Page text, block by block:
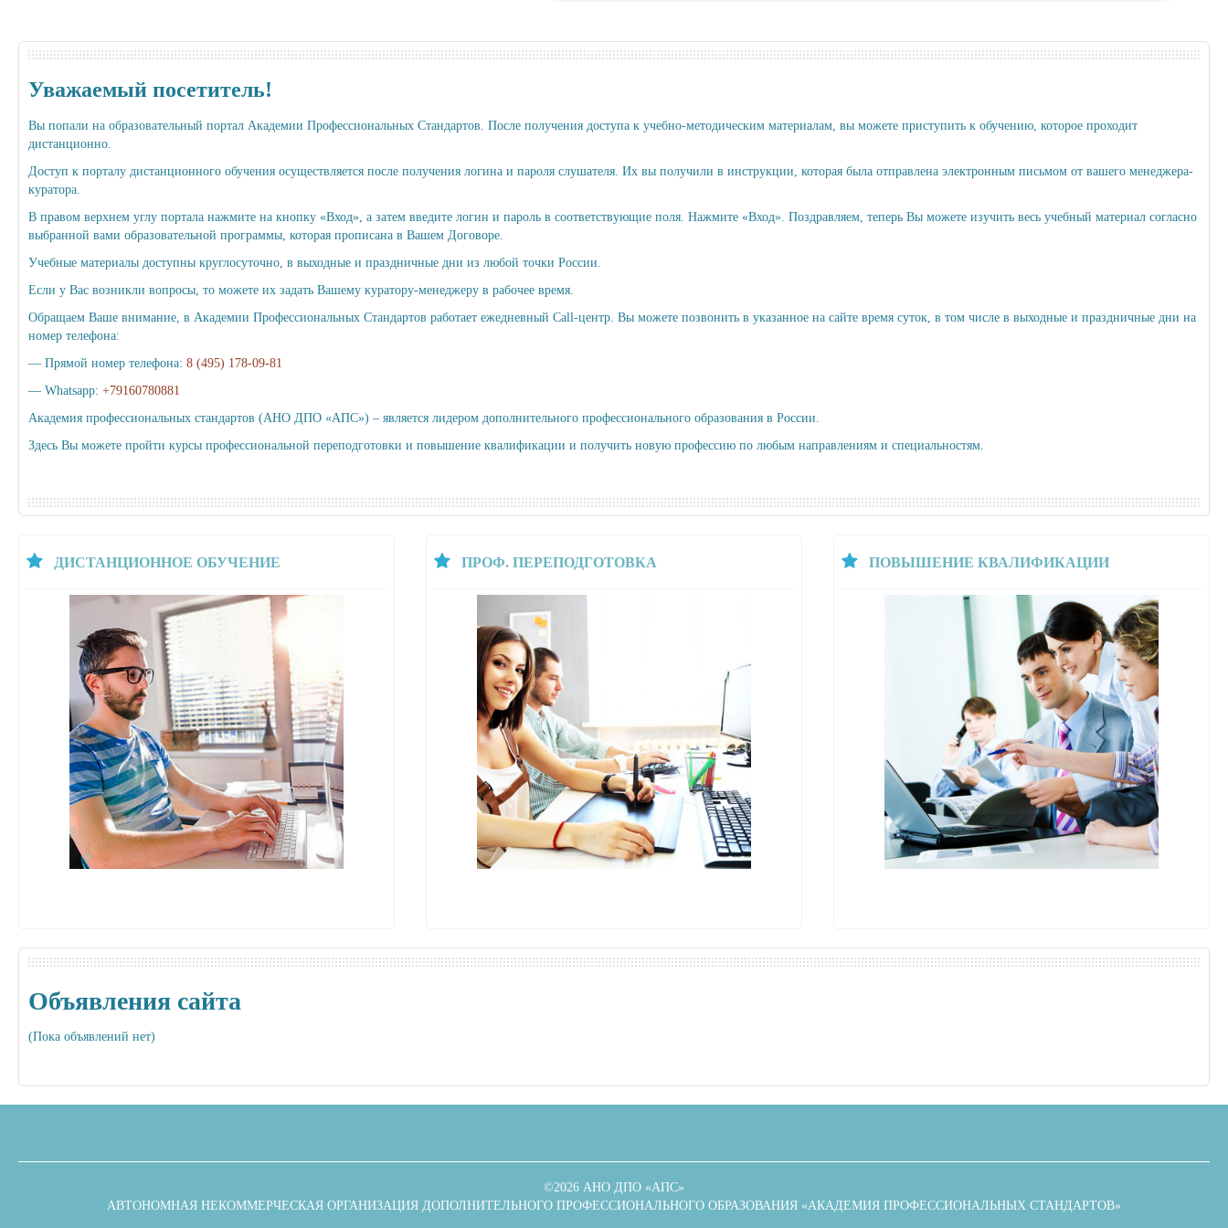
Уважаемый посетитель!
Вы попали на образовательный портал Академии Профессиональных Стандартов. После получения доступа к учебно-методическим материалам, вы можете приступить к обучению, которое проходит
дистанционно.
Доступ к порталу дистанционного обучения осуществляется после получения логина и пароля слушателя. Их вы получили в инструкции, которая была отправлена электронным письмом от вашего менеджера-
куратора.
В правом верхнем углу портала нажмите на кнопку «Вход», а затем введите логин и пароль в соответствующие поля. Нажмите «Вход». Поздравляем, теперь Вы можете изучить весь учебный материал согласно
выбранной вами образовательной программы, которая прописана в Вашем Договоре.
Учебные материалы доступны круглосуточно, в выходные и праздничные дни из любой точки России.
Если у Вас возникли вопросы, то можете их задать Вашему куратору-менеджеру в рабочее время.
Обращаем Ваше внимание, в Академии Профессиональных Стандартов работает ежедневный Call-центр. Вы можете позвонить в указанное на сайте время суток, в том числе в выходные и праздничные дни на
номер телефона:
— Прямой номер телефона: 8 (495) 178-09-81
— Whatsapp: +79160780881
Академия профессиональных стандартов (АНО ДПО «АПС») – является лидером дополнительного профессионального образования в России.
Здесь Вы можете пройти курсы профессиональной переподготовки и повышение квалификации и получить новую профессию по любым направлениям и специальностям.
ДИСТАНЦИОННОЕ ОБУЧЕНИЕ ПРОФ. ПЕРЕПОДГОТОВКА ПОВЫШЕНИЕ КВАЛИФИКАЦИИ
Объявления сайта
(Пока объявлений нет)
©2026 АНО ДПО «АПС»
АВТОНОМНАЯ НЕКОММЕРЧЕСКАЯ ОРГАНИЗАЦИЯ ДОПОЛНИТЕЛЬНОГО ПРОФЕССИОНАЛЬНОГО ОБРАЗОВАНИЯ «АКАДЕМИЯ ПРОФЕССИОНАЛЬНЫХ СТАНДАРТОВ»